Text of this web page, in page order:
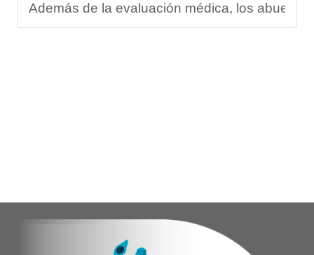
Además de la evaluación médica, los abuelos